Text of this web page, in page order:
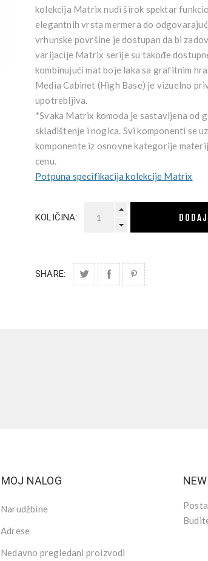
kolekcija Matrix nudi širok spektar
elegantnih vrsta mermera do
vrhunske površine je dostupan da bi
varijacije Matrix serije su takođe
kombinujući mat boje laka sa grafitnim
Media Cabinet (High Base) je vizuelno
upotrebljiva.
*Svaka Matrix komoda je sastavljena od
skladištenje i nogica. Svi komponenti se
komponente iz osnovne kategorije
cenu.
Potpuna specifikacija kolekcije Matrix
KOLIČINA:
SHARE:
MOJ NALOG
Narudžbine
Adrese
Nedavno pregledani proizvodi